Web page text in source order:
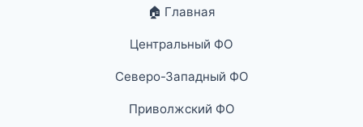
🏠 Главная
Центральный ФО
Северо-Западный ФО
Приволжский ФО